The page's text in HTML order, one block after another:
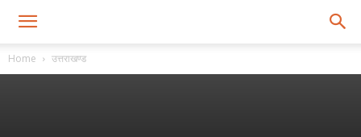
Home उत्तराखण्ड